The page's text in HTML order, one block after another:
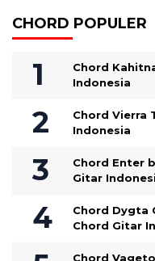
CHORD POPULER
Chord
Indonesia
Chord Vierra
Indonesia
Chord Enter
Gitar
Chord Dygta
Chord Gitar
Chord